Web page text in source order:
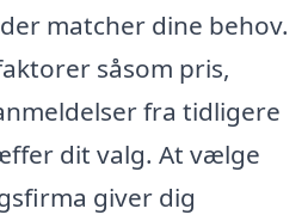
matcher dine behov.
såsom pris,
fra tidligere
dit valg. At vælge
giver dig